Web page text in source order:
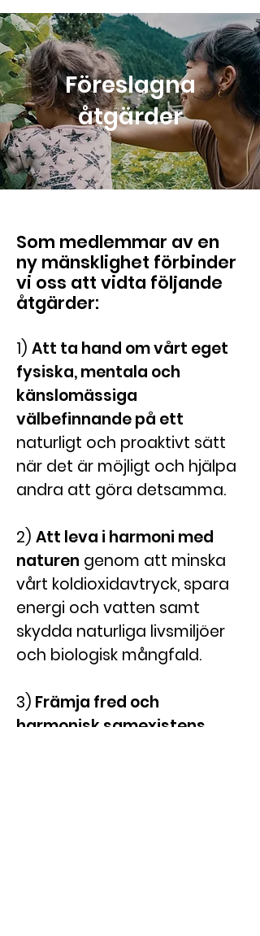
Föreslagna
åtgärder
Som medlemmar av en
ny mänsklighet förbinder
vi oss att vidta följande
åtgärder:
1) Att ta hand om vårt eget
fysiska, mentala och
känslomässiga
välbefinnande på ett
naturligt och proaktivt sätt
när det är möjligt och hjälpa
andra att göra detsamma.
2) Att leva i harmoni med
naturen genom att minska
vårt koldioxidavtryck, spara
energi och vatten samt
skydda naturliga livsmiljöer
och biologisk mångfald.
3) Främja fred och
harmonisk samexistens